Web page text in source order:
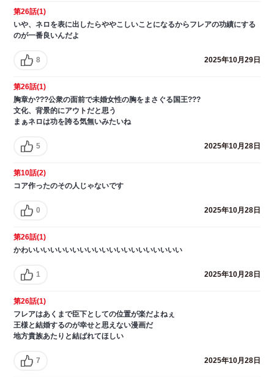
第26話(1)
いや、ネロを表に出したらややこしいことになるからフレアの功績にする
のが一番良いんだよ
8 2025年10月29日
第26話(1)
胸章か???公衆の面前で未婚女性の胸をまさぐる国王???
文化、背景的にアウトだと思う
まぁネロは功を誇る気無いみたいね
5 2025年10月28日
第10話(2)
コア作ったのその人じゃないです
0 2025年10月28日
第26話(1)
かわいいいいいいいいいいいいいいいいいいいいい
1 2025年10月28日
第26話(1)
フレアはあくまで臣下としての位置が楽だよねぇ
王様と結婚するのが幸せと思えない漫画だ
地方貴族あたりと結ばれてほしい
7 2025年10月28日